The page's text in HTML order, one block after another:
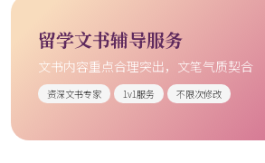
留学文书辅导服务
文书内容重点合理突出，文笔气质契合
资深文书专家 1v1服务 不限次修改